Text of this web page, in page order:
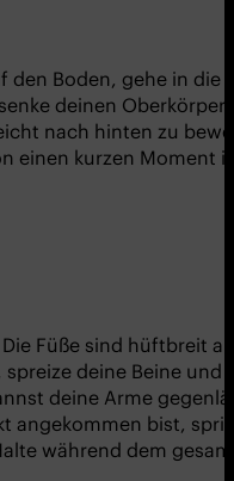
den Boden, gehe in
deinen
nach hinten zu
einen kurzen
Füße sind hüftbreit
deine Beine
deine Arme
angekommen bist,
während dem